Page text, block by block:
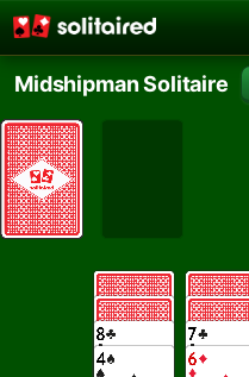
Midshipman Solitaire